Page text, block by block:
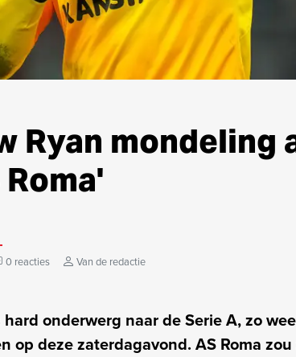
Ryan mondeling
0 reacties Van de redactie
onderwerg naar de Serie A, zo
op deze zaterdagavond. AS Roma